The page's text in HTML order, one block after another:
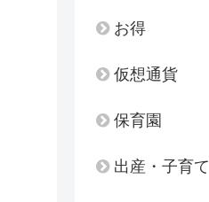
お得
仮想通貨
保育園
出産・子育て